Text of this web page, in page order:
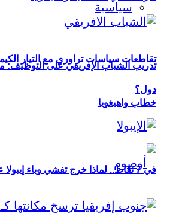
تقاطعات سياسات تراوري مع التيار
خطاب واهيغويا
سياسية
دول؟
في 7 نقاط.. لماذا خرج تفشي وباء إيبولا عن السيطرة؟